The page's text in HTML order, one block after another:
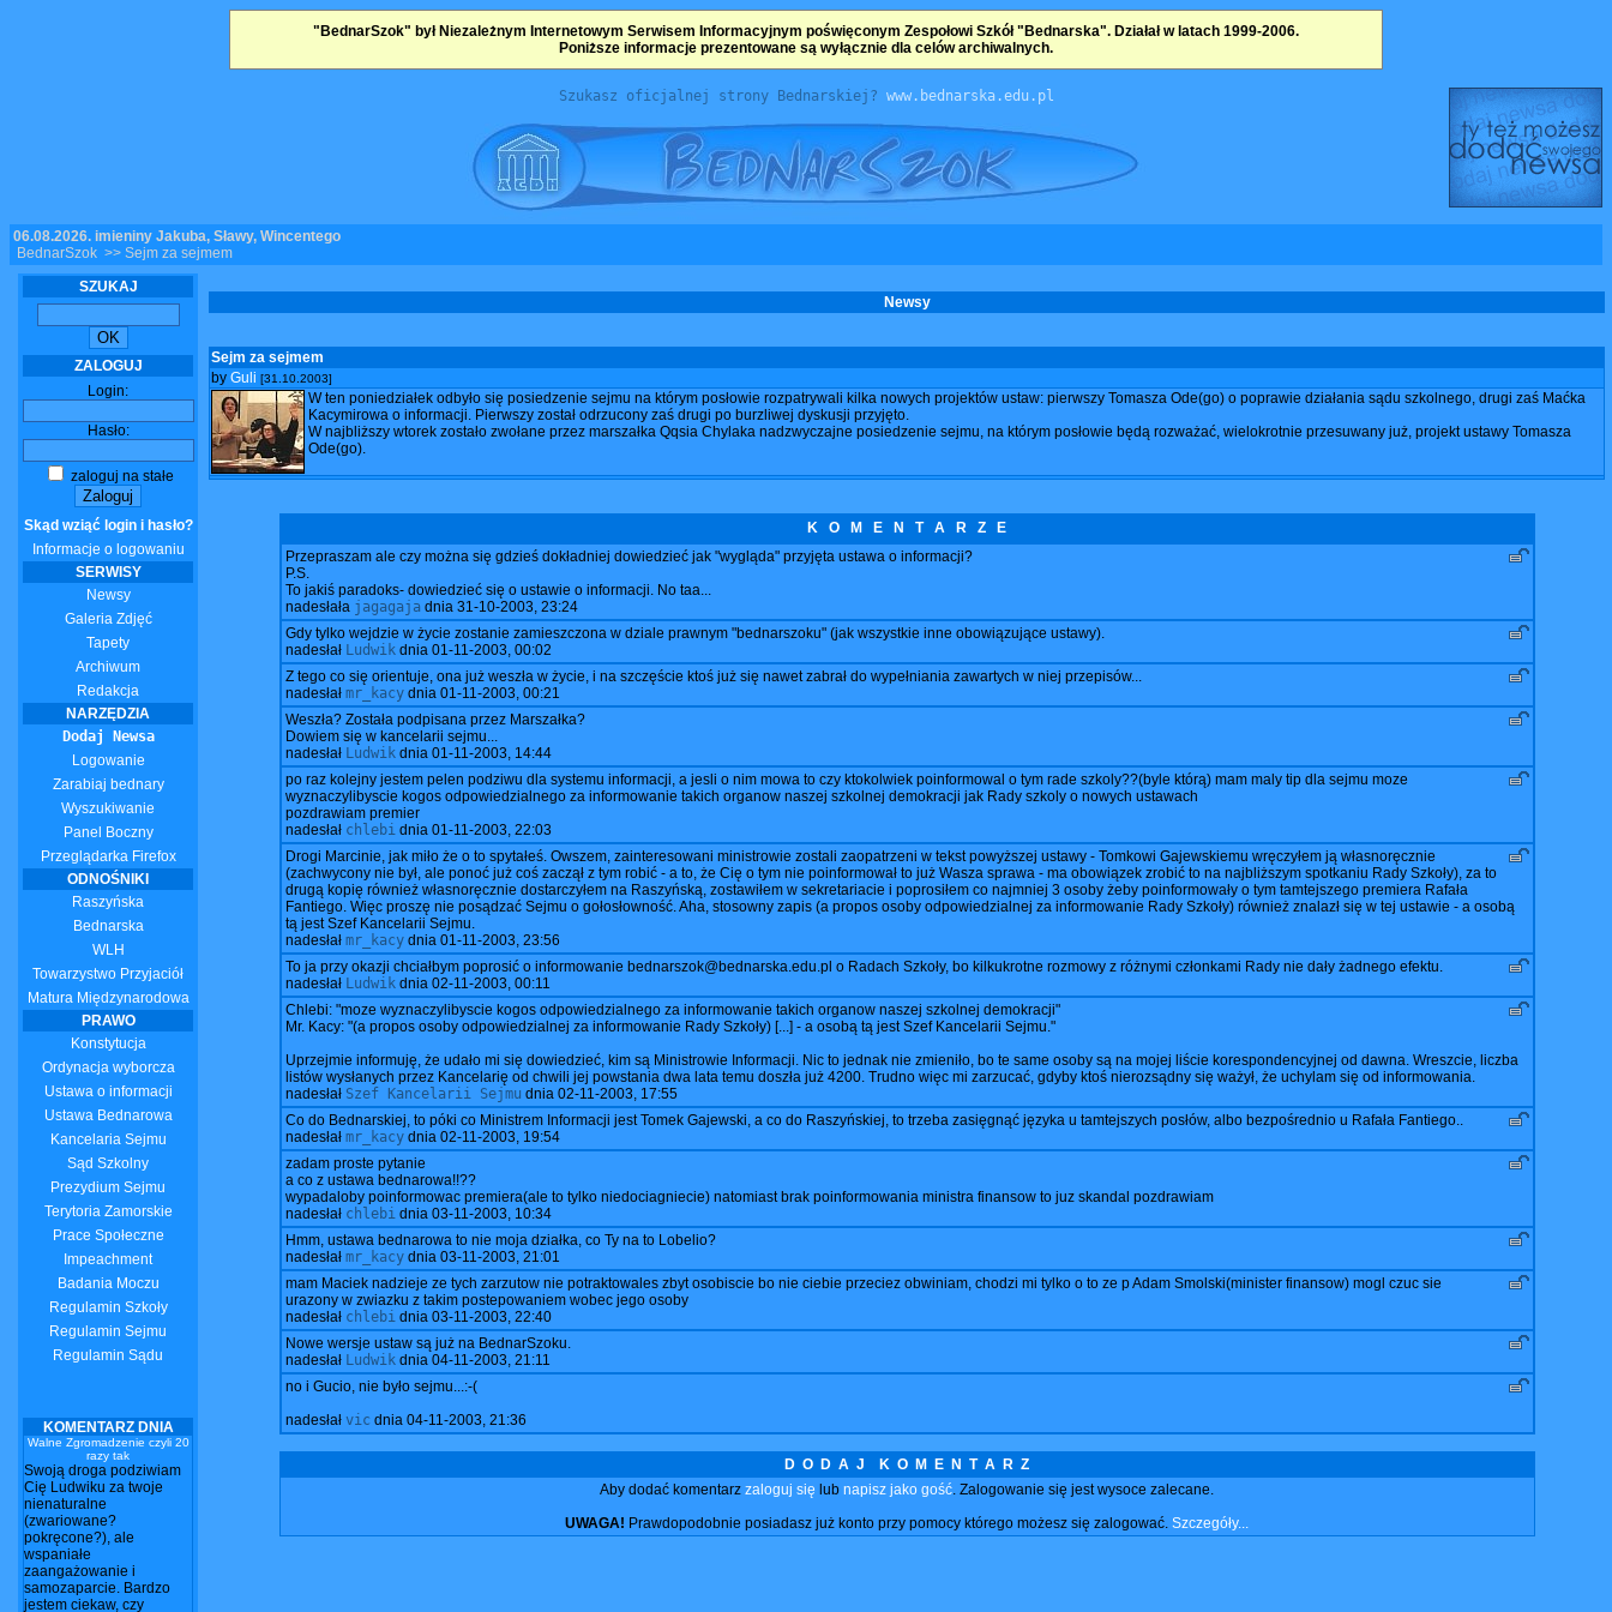
"BednarSzok" był Niezależnym Internetowym Serwisem Informacyjnym poświęconym Zespołowi Szkół "Bednarska". Działał w latach 1999-2006.
Poniższe informacje prezentowane są wyłącznie dla celów archiwalnych.
Szukasz oficjalnej strony Bednarskiej? www.bednarska.edu.pl
06.08.2026, imieniny Jakuba, Sławy, Wincentego
BednarSzok >> Sejm za sejmem
SZUKAJ
ZALOGUJ
Login:
Hasło:
zaloguj na stałe
Skąd wziąć login i hasło?
Informacje o logowaniu
SERWISY
Newsy
Galeria Zdjęć
Tapety
Archiwum
Redakcja
NARZĘDZIA
Dodaj Newsa
Logowanie
Zarabiaj bednary
Wyszukiwanie
Panel Boczny
Przeglądarka Firefox
ODNOŚNIKI
Raszyńska
Bednarska
WLH
Towarzystwo Przyjaciół
Matura Międzynarodowa
PRAWO
Konstytucja
Ordynacja wyborcza
Ustawa o informacji
Ustawa Bednarowa
Kancelaria Sejmu
Sąd Szkolny
Prezydium Sejmu
Terytoria Zamorskie
Prace Społeczne
Impeachment
Badania Moczu
Regulamin Szkoły
Regulamin Sejmu
Regulamin Sądu
KOMENTARZ DNIA
Walne Zgromadzenie czyli 20
razy tak
Swoją droga podziwiam
Cię Ludwiku za twoje
nienaturalne
(zwariowane?
pokręcone?), ale
wspaniałe
zaangażowanie i
samozaparcie. Bardzo
jestem ciekaw, czy
Newsy
Sejm za sejmem
by Guli [31.10.2003]
W ten poniedziałek odbyło się posiedzenie sejmu na którym posłowie rozpatrywali kilka nowych projektów ustaw: pierwszy Tomasza Ode(go) o poprawie działania sądu szkolnego, drugi zaś Maćka
Kacymirowa o informacji. Pierwszy został odrzucony zaś drugi po burzliwej dyskusji przyjęto.
W najbliższy wtorek zostało zwołane przez marszałka Qqsia Chylaka nadzwyczajne posiedzenie sejmu, na którym posłowie będą rozważać, wielokrotnie przesuwany już, projekt ustawy Tomasza
Ode(go).
K O M E N T A R Z E
Przepraszam ale czy można się gdzieś dokładniej dowiedzieć jak "wygląda" przyjęta ustawa o informacji?
P.S.
To jakiś paradoks- dowiedzieć się o ustawie o informacji. No taa...
nadesłała jagagajadnia 31-10-2003, 23:24
Gdy tylko wejdzie w życie zostanie zamieszczona w dziale prawnym "bednarszoku" (jak wszystkie inne obowiązujące ustawy).
nadesłał Ludwikdnia 01-11-2003, 00:02
Z tego co się orientuje, ona już weszła w życie, i na szczęście ktoś już się nawet zabrał do wypełniania zawartych w niej przepisów...
nadesłał mr_kacydnia 01-11-2003, 00:21
Weszła? Została podpisana przez Marszałka?
Dowiem się w kancelarii sejmu...
nadesłał Ludwikdnia 01-11-2003, 14:44
po raz kolejny jestem pelen podziwu dla systemu informacji, a jesli o nim mowa to czy ktokolwiek poinformowal o tym rade szkoly??(byle którą) mam maly tip dla sejmu moze
wyznaczylibyscie kogos odpowiedzialnego za informowanie takich organow naszej szkolnej demokracji jak Rady szkoly o nowych ustawach
pozdrawiam premier
nadesłał chlebidnia 01-11-2003, 22:03
Drogi Marcinie, jak miło że o to spytałeś. Owszem, zainteresowani ministrowie zostali zaopatrzeni w tekst powyższej ustawy - Tomkowi Gajewskiemu wręczyłem ją własnoręcznie
(zachwycony nie był, ale ponoć już coś zaczął z tym robić - a to, że Cię o tym nie poinformował to już Wasza sprawa - ma obowiązek zrobić to na najbliższym spotkaniu Rady Szkoły), za to
drugą kopię również własnoręcznie dostarczyłem na Raszyńską, zostawiłem w sekretariacie i poprosiłem co najmniej 3 osoby żeby poinformowały o tym tamtejszego premiera Rafała
Fantiego. Więc proszę nie posądzać Sejmu o gołosłowność. Aha, stosowny zapis (a propos osoby odpowiedzialnej za informowanie Rady Szkoły) również znalazł się w tej ustawie - a osobą
tą jest Szef Kancelarii Sejmu.
nadesłał mr_kacydnia 01-11-2003, 23:56
To ja przy okazji chciałbym poprosić o informowanie bednarszok@bednarska.edu.pl o Radach Szkoły, bo kilkukrotne rozmowy z różnymi członkami Rady nie dały żadnego efektu.
nadesłał Ludwikdnia 02-11-2003, 00:11
Chlebi: "moze wyznaczylibyscie kogos odpowiedzialnego za informowanie takich organow naszej szkolnej demokracji"
Mr. Kacy: "(a propos osoby odpowiedzialnej za informowanie Rady Szkoły) [...] - a osobą tą jest Szef Kancelarii Sejmu."
Uprzejmie informuję, że udało mi się dowiedzieć, kim są Ministrowie Informacji. Nic to jednak nie zmieniło, bo te same osoby są na mojej liście korespondencyjnej od dawna. Wreszcie, liczba
listów wysłanych przez Kancelarię od chwili jej powstania dwa lata temu doszła już 4200. Trudno więc mi zarzucać, gdyby ktoś nierozsądny się ważył, że uchylam się od informowania.
nadesłał Szef Kancelarii Sejmu dnia 02-11-2003, 17:55
Co do Bednarskiej, to póki co Ministrem Informacji jest Tomek Gajewski, a co do Raszyńskiej, to trzeba zasięgnąć języka u tamtejszych posłów, albo bezpośrednio u Rafała Fantiego..
nadesłał mr_kacydnia 02-11-2003, 19:54
zadam proste pytanie
a co z ustawa bednarowa!!??
wypadaloby poinformowac premiera(ale to tylko niedociagniecie) natomiast brak poinformowania ministra finansow to juz skandal pozdrawiam
nadesłał chlebidnia 03-11-2003, 10:34
Hmm, ustawa bednarowa to nie moja działka, co Ty na to Lobelio?
nadesłał mr_kacydnia 03-11-2003, 21:01
mam Maciek nadzieje ze tych zarzutow nie potraktowales zbyt osobiscie bo nie ciebie przeciez obwiniam, chodzi mi tylko o to ze p Adam Smolski(minister finansow) mogl czuc sie
urazony w zwiazku z takim postepowaniem wobec jego osoby
nadesłał chlebidnia 03-11-2003, 22:40
Nowe wersje ustaw są już na BednarSzoku.
nadesłał Ludwikdnia 04-11-2003, 21:11
no i Gucio, nie było sejmu...:-(
nadesłał vicdnia 04-11-2003, 21:36
D O D A J K O M E N T A R Z
Aby dodać komentarz zaloguj się lub napisz jako gość. Zalogowanie się jest wysoce zalecane.
UWAGA! Prawdopodobnie posiadasz już konto przy pomocy którego możesz się zalogować. Szczegóły...